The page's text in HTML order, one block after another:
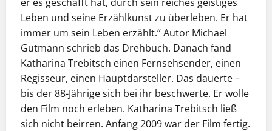
Leben und seine Erzählkunst zu überleben. Er hat
immer um sein Leben erzählt.“ Autor Michael
Gutmann schrieb das Drehbuch. Danach fand
Katharina Trebitsch einen Fernsehsender, einen
Regisseur, einen Hauptdarsteller. Das dauerte –
bis der 88-Jährige sich bei ihr beschwerte. Er wolle
den Film noch erleben. Katharina Trebitsch ließ
sich nicht beirren. Anfang 2009 war der Film fertig.